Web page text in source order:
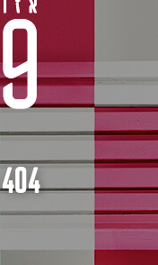
404 העמוד לא נמצא